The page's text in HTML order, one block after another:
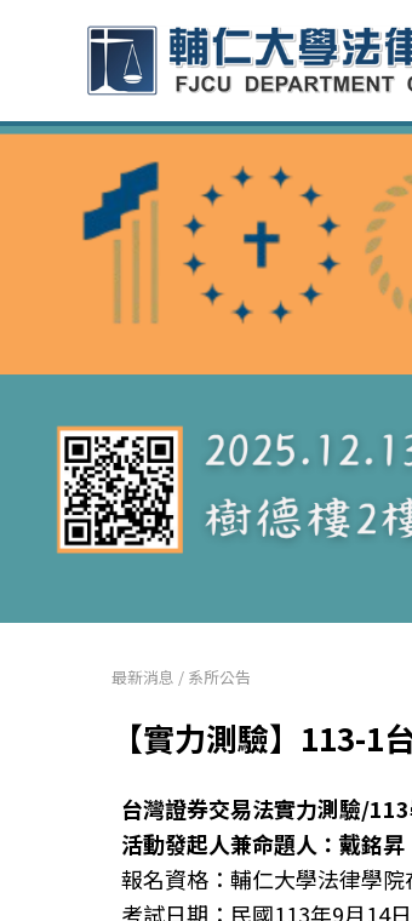
最新消息 / 系所公告
【實力測驗】113-1
台灣證券交易法實力測驗/113
活動發起人兼命題人：戴銘昇
報名資格：輔仁大學法律學
考試日期：民國113年9月14